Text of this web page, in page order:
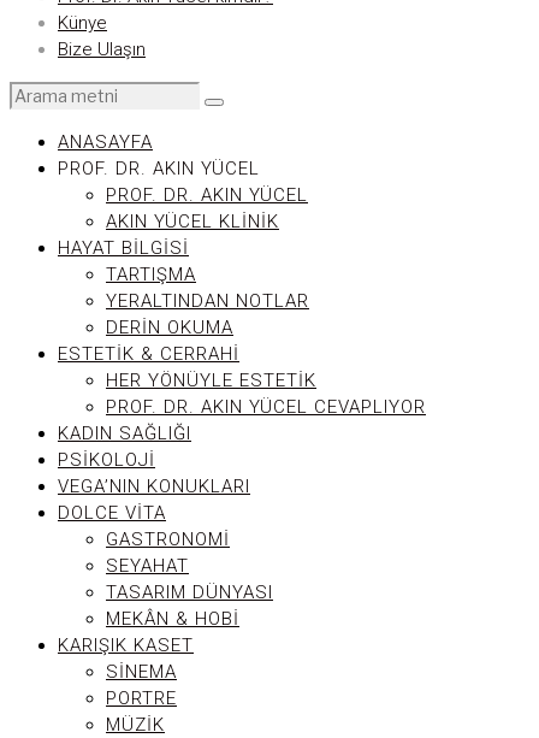
Künye
Bize Ulaşın
ANASAYFA
PROF. DR. AKIN YÜCEL
PROF. DR. AKIN YÜCEL
AKIN YÜCEL KLINIK
HAYAT BILGISI
TARTIŞMA
YERALTINDAN NOTLAR
DERIN OKUMA
ESTETIK & CERRAHI
HER YÖNÜYLE ESTETIK
PROF. DR. AKIN YÜCEL CEVAPLIYOR
KADIN SAĞLIĞI
PSIKOLOJI
VEGA’NIN KONUKLARI
DOLCE VITA
GASTRONOMI
SEYAHAT
TASARIM DÜNYASI
MEKÂN & HOBI
KARIŞIK KASET
SINEMA
PORTRE
MÜZIK